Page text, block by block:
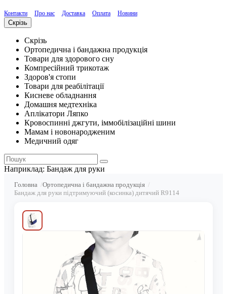
Контакти Про нас Доставка Оплата Новини
Скрізь
Скрізь
Ортопедична і бандажна продукція
Товари для здорового сну
Компресійний трикотаж
Здоров'я стопи
Товари для реабілітації
Кисневе обладнання
Домашня медтехніка
Аплікатори Ляпко
Кровоспинні джгути, іммобілізаційні шини
Мамам і новонародженим
Медичний одяг
Наприклад: Бандаж для руки
Головна
Ортопедична і бандажна продукція
Бандаж для руки підтримуючий (косинка) дитячий R9114